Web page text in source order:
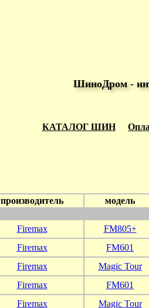
ШиноДром -
КАТАЛОГ ШИН
производитель модель
Firemax
FM805+
Firemax
FM601
Firemax
Magic Tour
Firemax
FM601
Firemax
Magic Tour